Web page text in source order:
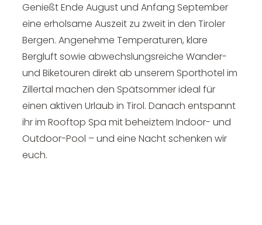
--
Genießt Ende August und Anfang September
eine erholsame Auszeit zu zweit in den Tiroler
Bergen. Angenehme Temperaturen, klare
Bergluft sowie abwechslungsreiche Wander-
und Biketouren direkt ab unserem Sporthotel im
Zillertal machen den Spätsommer ideal für
einen aktiven Urlaub in Tirol. Danach entspannt
ihr im Rooftop Spa mit beheiztem Indoor- und
Outdoor-Pool – und eine Nacht schenken wir
euch.